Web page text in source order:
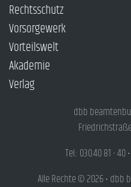
Rechtsschutz
Vorsorgewerk
Vorteilswelt
Akademie
Verlag
dbb
Friedrichstraße
Tel.: 030.40 81 - 40
Alle Rechte © 2026 •